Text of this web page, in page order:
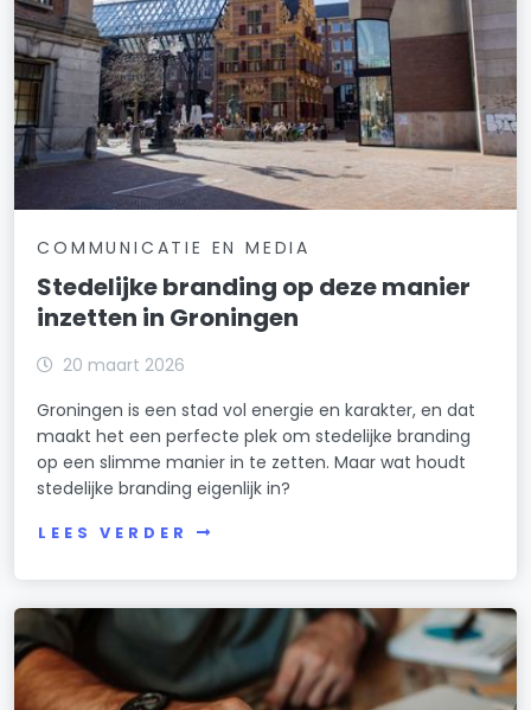
COMMUNICATIE EN MEDIA
Stedelijke branding op deze manier
inzetten in Groningen
20 maart 2026
Groningen is een stad vol energie en karakter, en dat
maakt het een perfecte plek om stedelijke branding
op een slimme manier in te zetten. Maar wat houdt
stedelijke branding eigenlijk in?
LEES VERDER